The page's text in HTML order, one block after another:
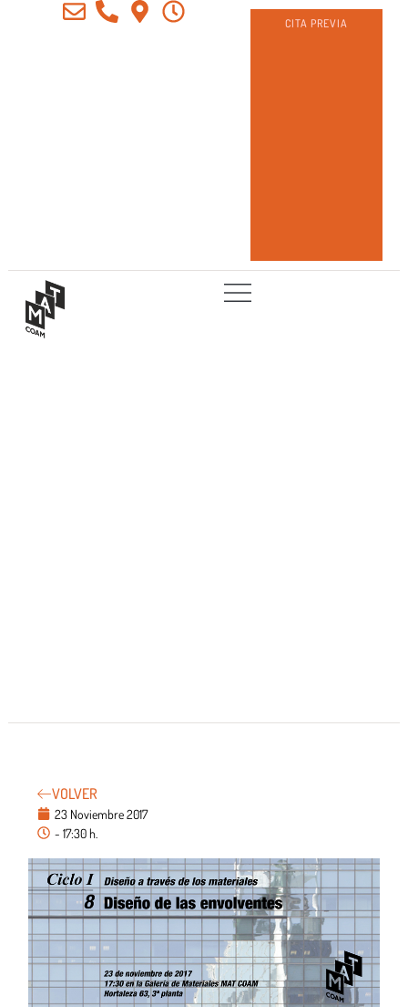
CITA PREVIA
VOLVER
23 Noviembre 2017
- 17:30 h.